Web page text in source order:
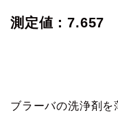
測定値：7.657
ブラーバの洗浄剤